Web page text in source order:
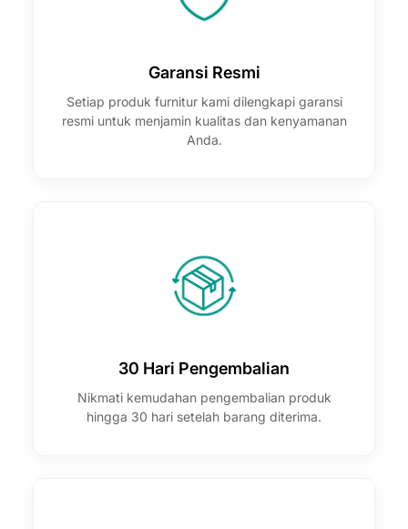
Garansi Resmi
Setiap produk furnitur kami dilengkapi garansi
resmi untuk menjamin kualitas dan kenyamanan
Anda.
30 Hari Pengembalian
Nikmati kemudahan pengembalian produk
hingga 30 hari setelah barang diterima.